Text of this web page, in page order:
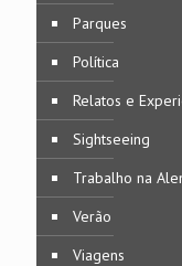
Parques
Política
Relatos e
Sightseeing
Trabalho na
Verão
Viagens